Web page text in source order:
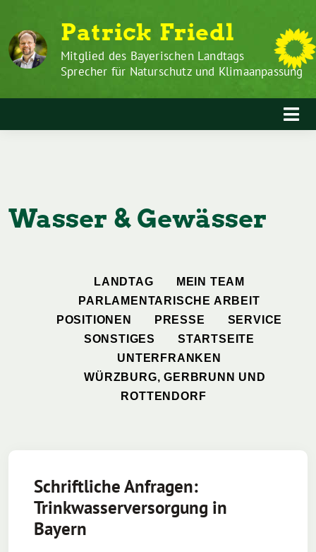
Inhalt
springen
zum
Inhalt
Patrick Friedl
Mitglied des Bayerischen Landtags
Sprecher für Naturschutz und Klimaanpassung
Wasser & Gewässer
LANDTAG
MEIN TEAM
PARLAMENTARISCHE ARBEIT
POSITIONEN
PRESSE
SERVICE
SONSTIGES
STARTSEITE
UNTERFRANKEN
WÜRZBURG, GERBRUNN UND
ROTTENDORF
Schriftliche Anfragen:
Trinkwasserversorgung in
Bayern